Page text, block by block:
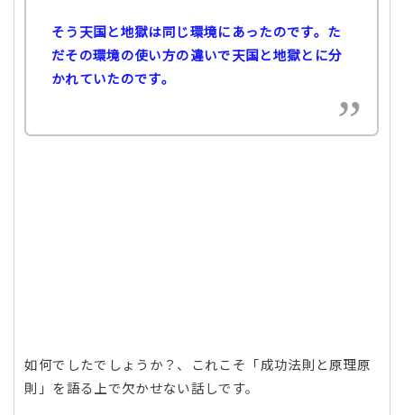
そう天国と地獄は同じ環境にあったのです。た
だその環境の使い方の違いで天国と地獄とに分
かれていたのです。
如何でしたでしょうか？、これこそ「成功法則と原理原
則」を語る上で欠かせない話しです。